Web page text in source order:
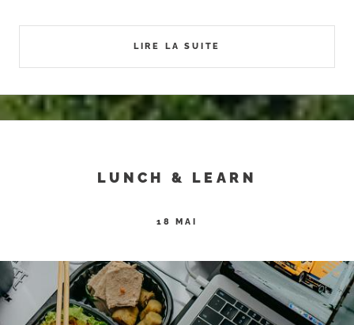
LIRE LA SUITE
LUNCH & LEARN
18 MAI